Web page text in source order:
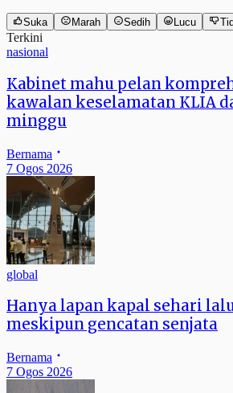
Suka Marah Sedih Lucu
Terkini
nasional
Kabinet mahu pelan
kawalan keselamatan KLIA
minggu
Bernama
7 Ogos 2026
global
Hanya lapan kapal sehari
meskipun gencatan senjata
Bernama
7 Ogos 2026